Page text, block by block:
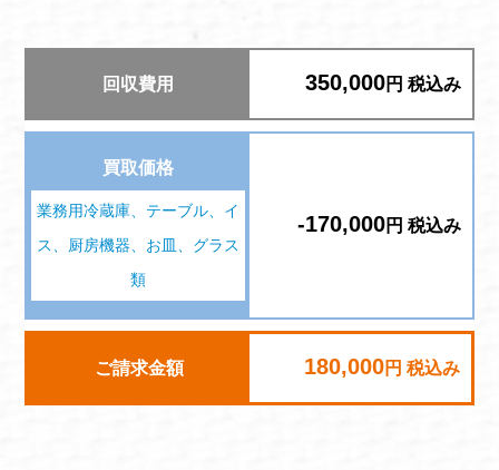
回収費用 350,000円 税込み
買取価格
業務用冷蔵庫、テーブル、イ
ス、厨房機器、お皿、グラス
類
-170,000円 税込み
ご請求金額 180,000円 税込み